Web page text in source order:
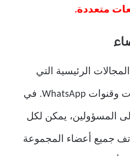
متعددة.
الرئيسية التي
تختلف فيها المجموعات وقنوات WhatsApp. في
المسؤولين، يمكن لكل
جميع أعضاء المجموعة